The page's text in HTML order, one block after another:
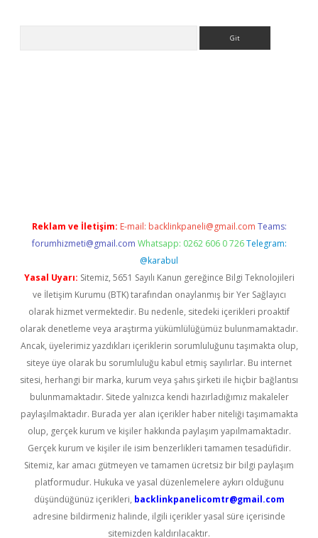
Reklam ve İletişim: E-mail: backlinkpaneli@gmail.com Teams:
forumhizmeti@gmail.com Whatsapp: 0262 606 0 726 Telegram:
@karabul
Yasal Uyarı: Sitemiz, 5651 Sayılı Kanun gereğince Bilgi Teknolojileri
ve İletişim Kurumu (BTK) tarafından onaylanmış bir Yer Sağlayıcı
olarak hizmet vermektedir. Bu nedenle, sitedeki içerikleri proaktif
olarak denetleme veya araştırma yükümlülüğümüz bulunmamaktadır.
Ancak, üyelerimiz yazdıkları içeriklerin sorumluluğunu taşımakta olup,
siteye üye olarak bu sorumluluğu kabul etmiş sayılırlar. Bu internet
sitesi, herhangi bir marka, kurum veya şahıs şirketi ile hiçbir bağlantısı
bulunmamaktadır. Sitede yalnızca kendi hazırladığımız makaleler
paylaşılmaktadır. Burada yer alan içerikler haber niteliği taşımamakta
olup, gerçek kurum ve kişiler hakkında paylaşım yapılmamaktadır.
Gerçek kurum ve kişiler ile isim benzerlikleri tamamen tesadüfidir.
Sitemiz, kar amacı gütmeyen ve tamamen ücretsiz bir bilgi paylaşım
platformudur. Hukuka ve yasal düzenlemelere aykırı olduğunu
düşündüğünüz içerikleri, backlinkpanelicomtr@gmail.com
adresine bildirmeniz halinde, ilgili içerikler yasal süre içerisinde
sitemizden kaldırılacaktır.